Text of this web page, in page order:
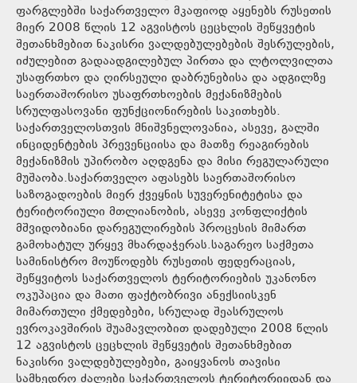
ფარგლებში საქართველო მკაფიოდ აყენებს რუსეთის
მიერ 2008 წლის 12 აგვისტოს ცეცხლის შეწყვეტის
შეთანხმებით ნაკისრი ვალდებულებების შესრულების,
იძულებით გადაადგილებულ პირთა და ლტოლვილთა
უსაფრთხო და ღირსეული დაბრუნებისა და ადგილზე
საერთაშორისო უსაფრთხოების მექანიზმების
სრულფასოვანი ფუნქციონირების საკითხებს.
საქართველოსთვის მნიშვნელოვანია, ასევე, გალში
ინციდენტების პრევენციისა და მათზე რეაგირების
მექანიზმის უპირობო აღდგენა და მისი რეგულარული
მუშაობა.საქართველო აფასებს საერთაშორისო
საზოგადოების მიერ ქვეყნის სუვერენიტეტისა და
ტერიტორიული მთლიანობის, ასევე კონფლიქტის
მშვიდობიანი დარეგულირების პროცესის მიმართ
გამოხატულ ურყევ მხარდაჭერას.საგარეო საქმეთა
სამინისტრო მოუწოდებს რუსეთის ფედერაციას,
შეწყვიტოს საქართველოს ტერიტორიების უკანონო
ოკუპაცია და მათი ფაქტობრივი ანექსიისკენ
მიმართული ქმედებები, სრულად შეასრულოს
ევროკავშირის შუამავლობით დადებული 2008 წლის
12 აგვისტოს ცეცხლის შეწყვეტის შეთანხმებით
ნაკისრი ვალდებულებები, გაიყვანოს თავისი
სამხედრო ძალები საქართველოს ტერიტორიიდან და